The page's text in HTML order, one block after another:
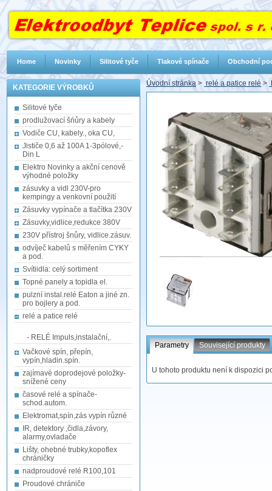
KATEGORIE VÝROBKŮ
Silitové tyče
prodlužovací šńůry a kabely
Vodiče CU, kabely., oka CU,
Jističe 0,6 až 100A 1-3pólové,-
Din L
Elektro Novinky a akční cenově
výhodné položky
zásuvky a vidl 230V-pro
kempingy a venkovní použití
Zásuvky vypínače a tlačítka 230V
Zásuvky,vidlice,redukce 380V
230V přístroj šnůry, vidlice.zásuv.
odvíječ kabelů s měřením CYKY
a pod.
Svítiidla: celý sortiment
Topné panely a topidla el.
pulzní instal.relé Eaton a jiné zn.
pro bojlery a pod.
relé a patice relé
- RELÉ Impuls,instalační,.
Vačkové spín, přepín,
vypín,hladin.spín.
zajímavé doprodejové položky-
snížené ceny
časové relé a spínače-
schod.autom.
Elektromat,spín,zás vypín různé
IR, detektory ,čidla,závory,
alarmy,ovladače
Lišty, ohebné trubky,kopoflex
chráničky
nadproudové relé R100,101
Proudové chrániče
Úvodní stránka > relé a patice relé >
Parametry Související produkty
U tohoto produktu není k dispozici
Home Novinky Silitové tyče Tlakové spínače Obchodní